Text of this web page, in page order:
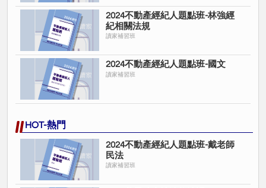
2024不動產經紀人題點班-林強經
紀相關法規
讀家補習班
2024不動產經紀人題點班-國文
讀家補習班
HOT-熱門
2024不動產經紀人題點班-戴老師
民法
讀家補習班